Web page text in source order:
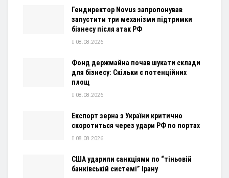
Гендиректор Novus запропонував
запустити три механізми підтримки
бізнесу після атак РФ
08.08.2026
Фонд держмайна почав шукати склади
для бізнесу: Скільки є потенційних
площ
08.08.2026
Експорт зерна з України критично
скоротиться через удари РФ по портах
08.08.2026
США ударили санкціями по “тіньовій
банківській системі” Ірану